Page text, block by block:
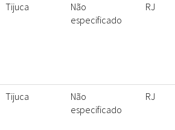
Tijuca
Não
especificado
RJ
Tijuca
Não
especificado
RJ